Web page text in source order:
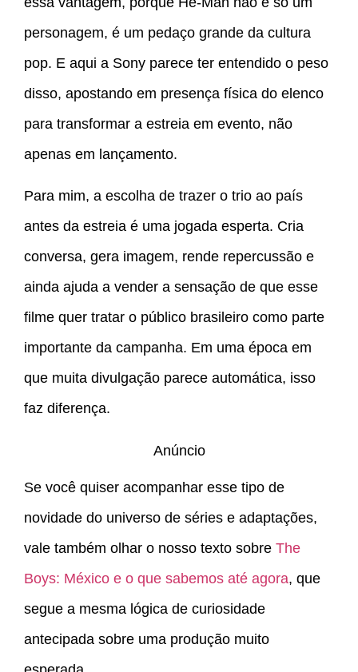
personagem, é um pedaço grande da cultura
pop. E aqui a Sony parece ter entendido o peso
disso, apostando em presença física do elenco
para transformar a estreia em evento, não
apenas em lançamento.
Para mim, a escolha de trazer o trio ao país
antes da estreia é uma jogada esperta. Cria
conversa, gera imagem, rende repercussão e
ainda ajuda a vender a sensação de que esse
filme quer tratar o público brasileiro como parte
importante da campanha. Em uma época em
que muita divulgação parece automática, isso
faz diferença.
Anúncio
Se você quiser acompanhar esse tipo de
novidade do universo de séries e adaptações,
vale também olhar o nosso texto sobre The
Boys: México e o que sabemos até agora, que
segue a mesma lógica de curiosidade
antecipada sobre uma produção muito